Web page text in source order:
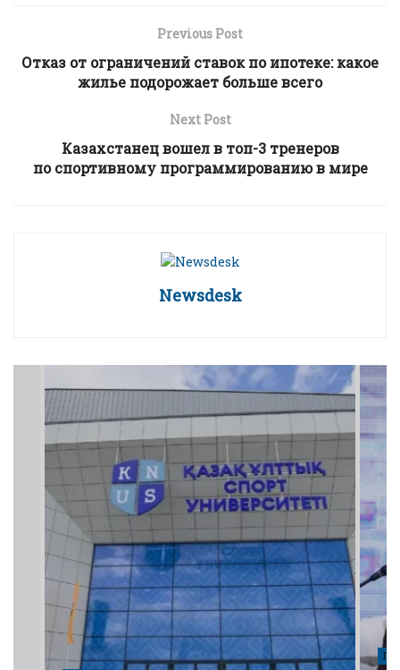
Previous Post
Отказ от ограничений ставок по ипотеке: какое
жилье подорожает больше всего
Next Post
Казахстанец вошел в топ-3 тренеров
по спортивному программированию в мире
Newsdesk